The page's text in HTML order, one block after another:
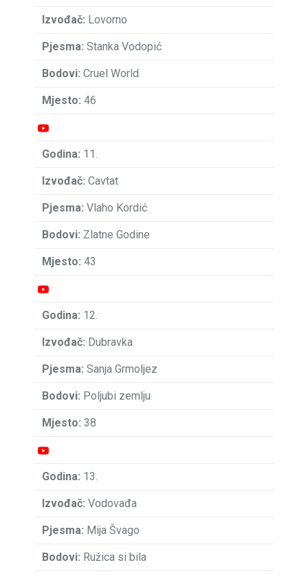
Lovorno
Stanka Vodopić
Cruel World
46
11.
Cavtat
Vlaho Kordić
Zlatne Godine
43
12.
Dubravka
Sanja Grmoljez
Poljubi zemlju
38
13.
Vodovađa
Mija Švago
Ružica si bila